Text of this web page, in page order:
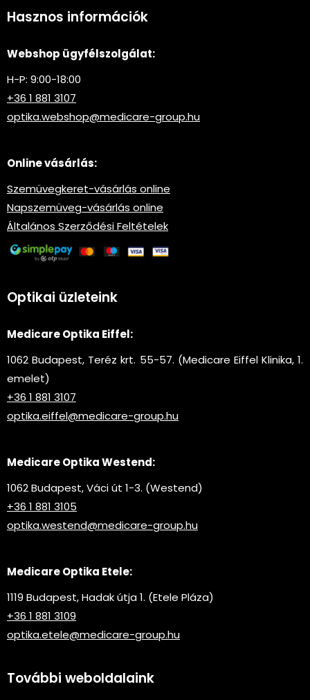
Hasznos információk
Webshop ügyfélszolgálat:
H-P: 9:00-18:00
+36 1 881 3107
optika.webshop@medicare-group.hu
Online vásárlás:
Szemüvegkeret-vásárlás online
Napszemüveg-vásárlás online
Általános Szerződési Feltételek
Optikai üzleteink
Medicare Optika Eiffel:
1062 Budapest, Teréz krt. 55-57. (Medicare Eiffel Klinika, 1.
emelet)
+36 1 881 3107
optika.eiffel@medicare-group.hu
Medicare Optika Westend:
1062 Budapest, Váci út 1-3. (Westend)
+36 1 881 3105
optika.westend@medicare-group.hu
Medicare Optika Etele:
1119 Budapest, Hadak útja 1. (Etele Pláza)
+36 1 881 3109
optika.etele@medicare-group.hu
További weboldalaink